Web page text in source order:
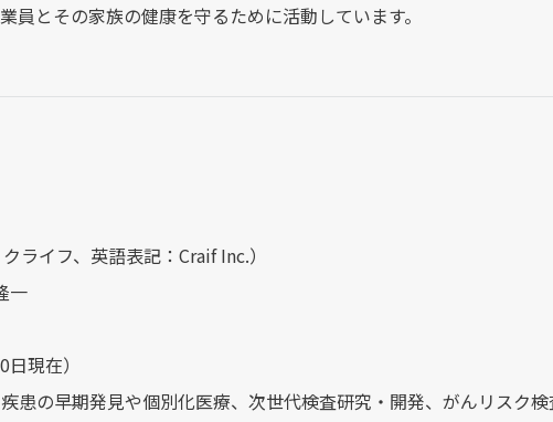
員とその家族の健康を守るために活動しています。
ライフ、英語表記：Craif Inc.）
一
現在）
患の早期発⾒や個別化医療、次世代検査研究・開発、がんリスク